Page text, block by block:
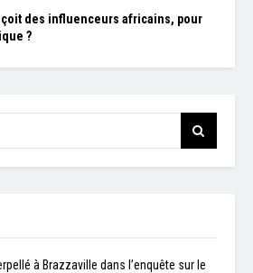
des influenceurs africains, pour
?
à Brazzaville dans l’enquête sur le